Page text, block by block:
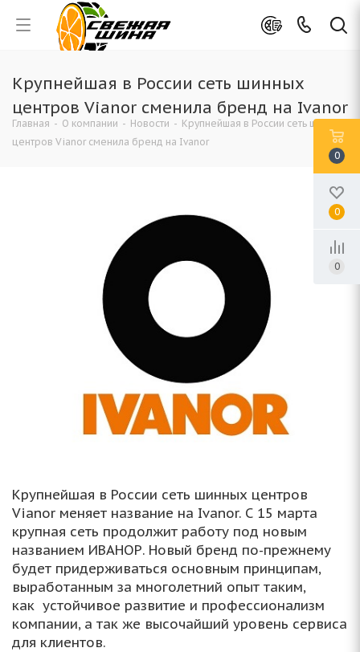
Крупнейшая в России сеть шинных
центров Vianor сменила бренд на Ivanor
Главная - О компании - Новости - Крупнейшая в России сеть шинных
центров Vianor сменила бренд на Ivanor
Крупнейшая в России сеть шинных центров
Vianor меняет название на Ivanor. С 15 марта
крупная сеть продолжит работу под новым
названием ИВАНОР. Новый бренд по-прежнему
будет придерживаться основным принципам,
выработанным за многолетний опыт таким,
как устойчивое развитие и профессионализм
компании, а так же высочайший уровень сервиса
для клиентов.
0
0
0